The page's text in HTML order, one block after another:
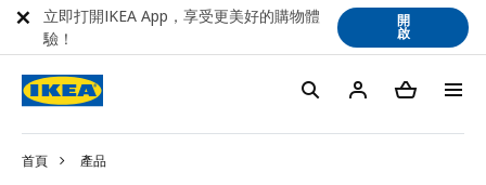
首頁 產品
立即打開IKEA App，享受更美好的購物體
驗！
開
啟